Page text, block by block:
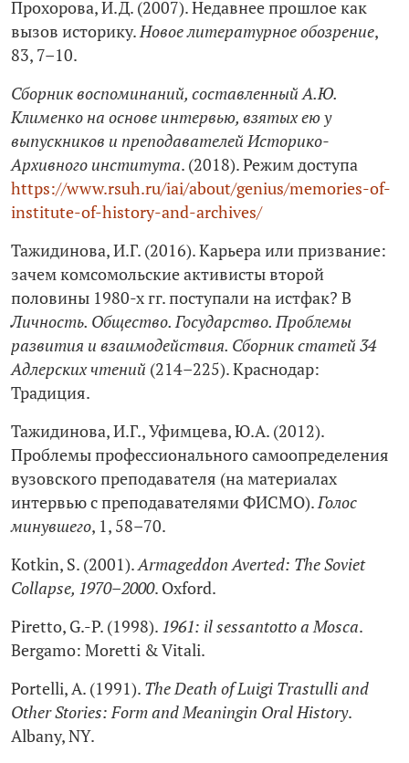
Прохорова, И.Д. (2007). Недавнее прошлое как
вызов историку.Новое литературное обозрение,
83, 7–10.
Сборник воспоминаний, составленный А.Ю.
Клименко на основе интервью, взятых ею у
выпускников и преподавателей Историко-
Архивного института. (2018). Режим доступа
https://www.rsuh.ru/iai/about/genius/memories-of-
institute-of-history-and-archives/
Тажидинова, И.Г. (2016). Карьера или призвание:
зачем комсомольские активисты второй
половины 1980-х гг. поступали на истфак? В
Личность. Общество. Государство. Проблемы
развития и взаимодействия. Сборник статей 34
Адлерских чтений (214–225). Краснодар:
Традиция.
Тажидинова, И.Г., Уфимцева, Ю.А. (2012).
Проблемы профессионального самоопределения
вузовского преподавателя (на материалах
интервью с преподавателями ФИСМО).Голос
минувшего, 1, 58–70.
Kotkin, S. (2001).Armageddon Averted: The Soviet
Collapse, 1970–2000. Oxford.
Piretto, G.-P. (1998). 1961: il sessantotto a Mosca.
Bergamo: Moretti & Vitali.
Portelli, A. (1991). The Death of Luigi Trastulli and
Other Stories: Form and Meaningin Oral History.
Albany, NY.